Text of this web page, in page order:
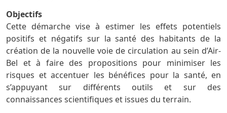
Objectifs
Cette démarche vise à estimer les effets potentiels
positifs et négatifs sur la santé des habitants de la
création de la nouvelle voie de circulation au sein d’Air-
Bel et à faire des propositions pour minimiser les
risques et accentuer les bénéfices pour la santé, en
s’appuyant sur différents outils et sur des
connaissances scientifiques et issues du terrain.